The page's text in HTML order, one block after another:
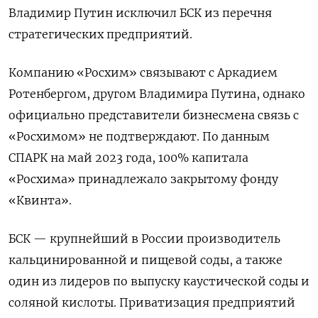
Владимир Путин исключил БСК из перечня
стратегических предприятий.
Компанию «Росхим» связывают с Аркадием
Ротенбергом, другом Владимира Путина, однако
официально представители бизнесмена связь с
«Росхимом» не подтверждают. По данным
СПАРК на май 2023 года, 100% капитала
«Росхима» принадлежало закрытому фонду
«Квинта».
БСК — крупнейший в России производитель
кальцинированной и пищевой соды, а также
один из лидеров по выпуску каустической соды и
соляной кислоты. Приватизация предприятий